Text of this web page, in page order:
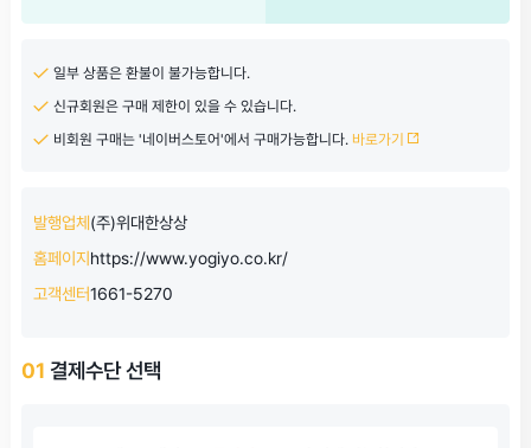
일부 상품은 환불이 불가능합니다.
신규회원은 구매 제한이 있을 수 있습니다.
비회원 구매는 '네이버스토어'에서 구매가능합니다. 바로가기
발행업체 (주)위대한상상
홈페이지 https://www.yogiyo.co.kr/
고객센터1661-5270
01 결제수단 선택